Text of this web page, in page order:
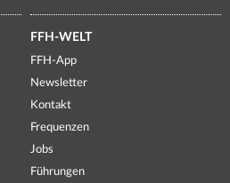
FFH-WELT
FFH-App
Newsletter
Kontakt
Frequenzen
Jobs
Führungen